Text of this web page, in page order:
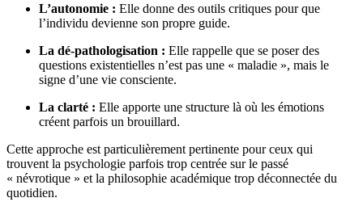
L’autonomie : Elle donne des outils critiques pour que
l’individu devienne son propre guide.
La dé-pathologisation : Elle rappelle que se poser des
questions existentielles n’est pas une « maladie », mais le
signe d’une vie consciente.
La clarté : Elle apporte une structure là où les émotions
créent parfois un brouillard.
Cette approche est particulièrement pertinente pour ceux qui
trouvent la psychologie parfois trop centrée sur le passé
« névrotique » et la philosophie académique trop déconnectée du
quotidien.